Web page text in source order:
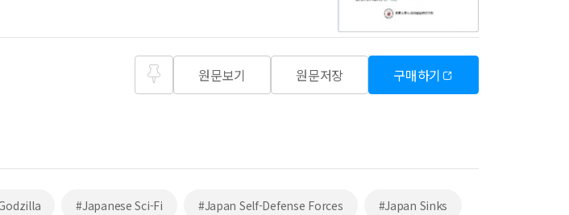
원문보기 원문저장 구매하기
#Japanese Sci-Fi #Japan Self-Defense Forces #Japan Sinks